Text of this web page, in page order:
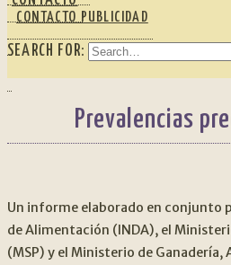
CONTACTO PUBLICIDAD
SEARCH FOR:
Prevalencias
Un informe elaborado en conjunto
de Alimentación (INDA), el
(MSP) y el Ministerio de Ganadería,